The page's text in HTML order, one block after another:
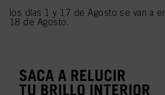
los días 1 y 17 de Agosto se van a
18 de Agosto.